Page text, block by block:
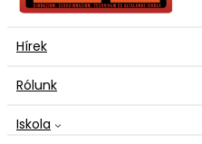
Hírek
Rólunk
Iskola